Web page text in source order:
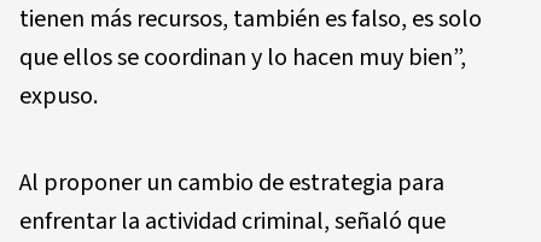
tienen más recursos, también es falso, es solo
que ellos se coordinan y lo hacen muy bien”,
expuso.
Al proponer un cambio de estrategia para
enfrentar la actividad criminal, señaló que